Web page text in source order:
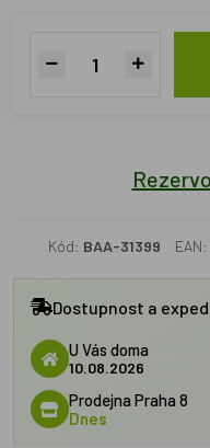
Kód: BAA-31399 EAN:
Dostupnost a
U Vás doma
10.08.2026
Prodejna Praha 8
Dnes